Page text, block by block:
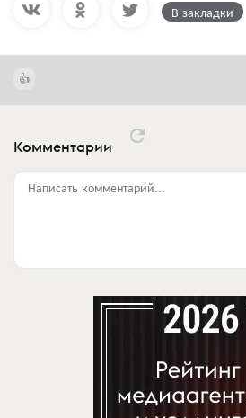
В закладки
Комментарии
Написать комментарий...